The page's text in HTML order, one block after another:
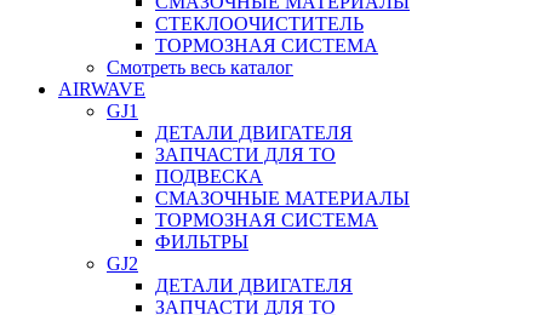
СТЕКЛООЧИСТИТЕЛЬ
ТОРМОЗНАЯ СИСТЕМА
Смотреть весь каталог
AIRWAVE
GJ1
ДЕТАЛИ ДВИГАТЕЛЯ
ЗАПЧАСТИ ДЛЯ ТО
ПОДВЕСКА
СМАЗОЧНЫЕ МАТЕРИАЛЫ
ТОРМОЗНАЯ СИСТЕМА
ФИЛЬТРЫ
GJ2
ДЕТАЛИ ДВИГАТЕЛЯ
ЗАПЧАСТИ ДЛЯ ТО